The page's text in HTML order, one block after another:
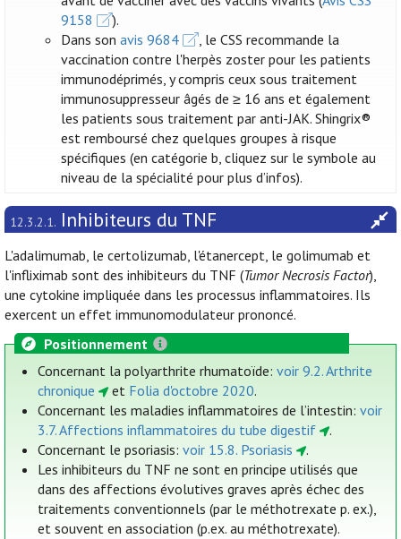
9158
).
Dans sonavis 9684
, le CSS recommande la
vaccination contre l'herpès zoster pour les patients
immunodéprimés, y compris ceux sous traitement
immunosuppresseur âgés de ≥ 16 ans et également
les patients sous traitement par anti-JAK. Shingrix®
est remboursé chez quelques groupes à risque
spécifiques (en catégorie b, cliquez sur le symbole au
niveau de la spécialité pour plus d’infos).
12.3.2.1. Inhibiteurs du TNF
L'adalimumab, le certolizumab, l'étanercept, le golimumab et
l'infliximab sont des inhibiteurs du TNF (Tumor Necrosis Factor),
une cytokine impliquée dans les processus inflammatoires. Ils
exercent un effet immunomodulateur prononcé.
Positionnement
Concernant la polyarthrite rhumatoïde:voir 9.2. Arthrite
chronique
et Folia d'octobre 2020.
Concernant les maladies inflammatoires de l’intestin:voir
3.7. Affections inflammatoires du tube digestif
.
Concernant le psoriasis:voir 15.8. Psoriasis
.
Les inhibiteurs du TNF ne sont en principe utilisés que
dans des affections évolutives graves après échec des
traitements conventionnels (par le méthotrexate p. ex.),
et souvent en association (p.ex. au méthotrexate).